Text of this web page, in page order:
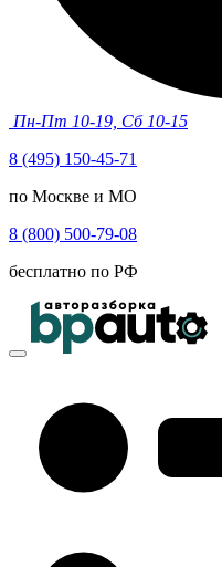
Пн-Пт 10-19, Сб 10-15
8 (495) 150-45-71
по Москве и МО
8 (800) 500-79-08
бесплатно по РФ